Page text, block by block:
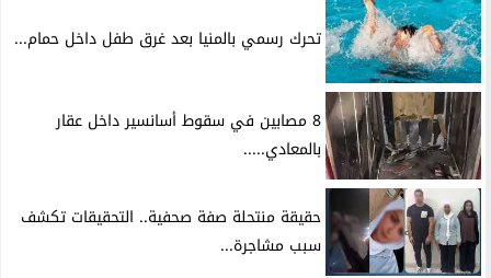
تحرك رسمي بالمنيا بعد غرق طفل داخل حمام...
8 مصابين في سقوط أسانسير داخل عقار
بالمعادي.....
حقيقة منتحلة صفة صحفية.. التحقيقات تكشف
سبب مشاجرة...